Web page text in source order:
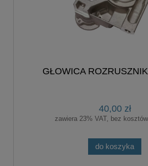
GŁOWICA
40,00 zł
zawiera 23% VAT, bez
do koszyka